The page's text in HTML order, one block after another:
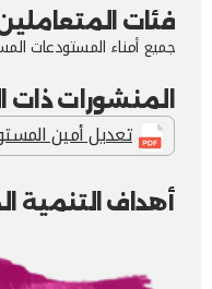
فئات
جميع أمناء المستودعات
المنشورات ذات
تعديل أمين
أهداف التنمية